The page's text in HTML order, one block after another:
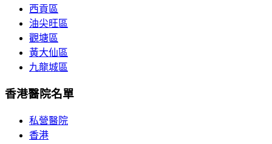
西貢區
油尖旺區
觀塘區
黃大仙區
九龍城區
香港醫院名單
私營醫院
香港